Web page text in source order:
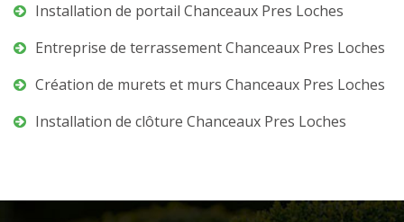
Installation de portail Chanceaux Pres Loches
Entreprise de terrassement Chanceaux Pres Loches
Création de murets et murs Chanceaux Pres Loches
Installation de clôture Chanceaux Pres Loches